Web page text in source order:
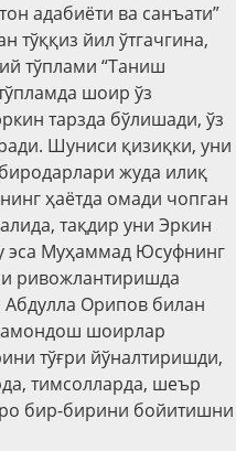
адабиёти ва санъати”
тўққиз йил ўтгачгина,
тўплами “Таниш
шоир ўз
тарзда бўлишади, ўз
Шуниси қизиқки, уни
жуда илиқ
ҳаётда омади чопган
тақдир уни Эркин
эса Муҳаммад Юсуфнинг
ривожлантиришда
Орипов билан
шоирлар
тўғри йўналтиришди,
тимсолларда, шеър
бир-бирини бойитишни